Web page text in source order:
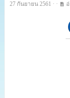
27 กันยายน 2561 · ·